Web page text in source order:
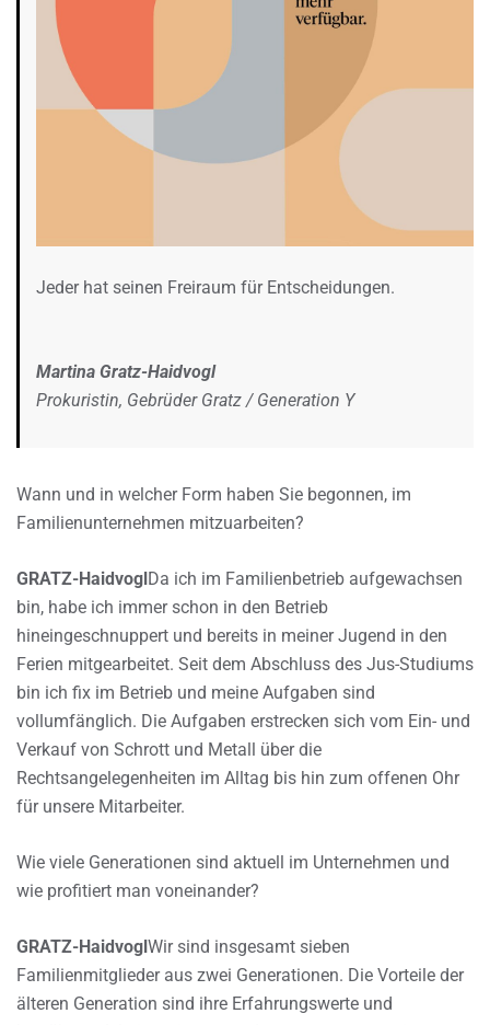
Jeder hat seinen Freiraum für Entscheidungen.
Martina Gratz-Haidvogl
Prokuristin, Gebrüder Gratz / Generation Y
Wann und in welcher Form haben Sie begonnen, im
Familienunternehmen mitzuarbeiten?
GRATZ-HaidvoglDa ich im Familienbetrieb aufgewachsen
bin, habe ich immer schon in den Betrieb
hineingeschnuppert und bereits in meiner Jugend in den
Ferien mitgearbeitet. Seit dem Abschluss des Jus-Studiums
bin ich fix im Betrieb und meine Aufgaben sind
vollumfänglich. Die Aufgaben erstrecken sich vom Ein- und
Verkauf von Schrott und Metall über die
Rechtsangelegenheiten im Alltag bis hin zum offenen Ohr
für unsere Mitarbeiter.
Wie viele Generationen sind aktuell im Unternehmen und
wie profitiert man voneinander?
GRATZ-HaidvoglWir sind insgesamt sieben
Familienmitglieder aus zwei Generationen. Die Vorteile der
älteren Generation sind ihre Erfahrungswerte und